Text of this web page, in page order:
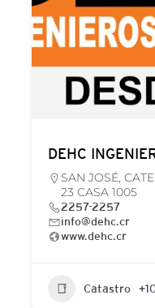
DEHC
SAN JOSÉ,
23 CASA 1005
2257-2257
info@dehc.cr
www.dehc.cr
Catastro